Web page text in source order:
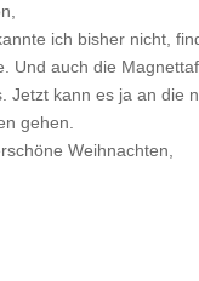
ich bisher nicht,
Und auch die
Jetzt kann es ja an die
gehen.
Weihnachten,